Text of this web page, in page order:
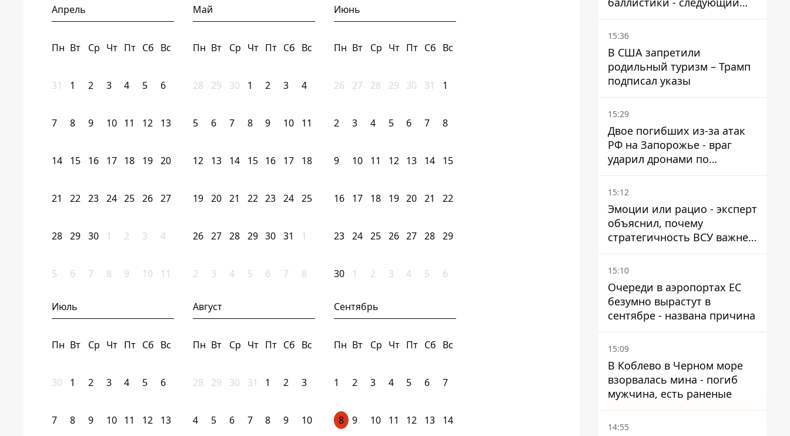
Апрель
Пн Вт Ср Чт Пт Сб Вс
31 1 2 3 4 5 6
7 8 9 10 11 12 13
14 15 16 17 18 19 20
21 22 23 24 25 26 27
28 29 30 1 2 3 4
5 6 7 8 9 10 11
Май
Пн Вт Ср Чт Пт Сб Вс
28 29 30 1 2 3 4
5 6 7 8 9 10 11
12 13 14 15 16 17 18
19 20 21 22 23 24 25
26 27 28 29 30 31 1
2 3 4 5 6 7 8
Июнь
Пн Вт Ср Чт Пт Сб Вс
26 27 28 29 30 31 1
2 3 4 5 6 7 8
9 10 11 12 13 14 15
16 17 18 19 20 21 22
23 24 25 26 27 28 29
30 1 2 3 4 5 6
Июль
Пн Вт Ср Чт Пт Сб Вс
30 1 2 3 4 5 6
7 8 9 10 11 12 13
Август
Пн Вт Ср Чт Пт Сб Вс
28 29 30 31 1 2 3
4 5 6 7 8 9 10
Сентябрь
Пн Вт Ср Чт Пт Сб Вс
1 2 3 4 5 6 7
8 9 10 11 12 13 14
этап - Fire Point
конкретизировало планы
15:36
В США запретили
родильный туризм – Трамп
подписал указы
15:29
Двое погибших из-за атак
РФ на Запорожье - враг
ударил дронами по
автомобилю и поселку
15:12
Эмоции или рацио - эксперт
объяснил, почему
стратегичность ВСУ важнее
эмоциональных атак РФ
15:10
Очереди в аэропортах ЕС
безумно вырастут в
сентябре - названа причина
15:09
В Коблево в Черном море
взорвалась мина - погиб
мужчина, есть раненые
14:55